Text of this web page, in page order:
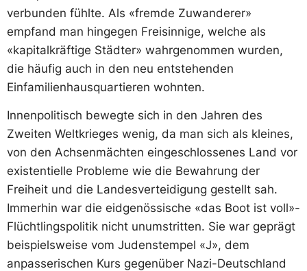
verbunden fühlte. Als «fremde Zuwanderer»
empfand man hingegen Freisinnige, welche als
«kapitalkräftige Städter» wahrgenommen wurden,
die häufig auch in den neu entstehenden
Einfamilienhausquartieren wohnten.
Innenpolitisch bewegte sich in den Jahren des
Zweiten Weltkrieges wenig, da man sich als kleines,
von den Achsenmächten eingeschlossenes Land vor
existentielle Probleme wie die Bewahrung der
Freiheit und die Landesverteidigung gestellt sah.
Immerhin war die eidgenössische «das Boot ist voll»-
Flüchtlingspolitik nicht unumstritten. Sie war geprägt
beispielsweise vom Judenstempel «J», dem
anpasserischen Kurs gegenüber Nazi-Deutschland